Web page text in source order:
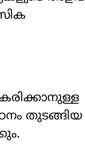
തുടങ്ങിയ